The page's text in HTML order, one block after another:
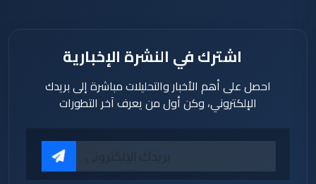
اشترك في النشرة الإخبارية
احصل على أهم الأخبار والتحليلات مباشرة إلى بريدك
الإلكتروني، وكن أول من يعرف آخر التطورات